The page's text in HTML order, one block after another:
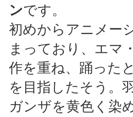
ンです。
初めからアニメー
まっており、エマ
作を重ね、踊った
を目指したそう。
ガンザを黄色く染